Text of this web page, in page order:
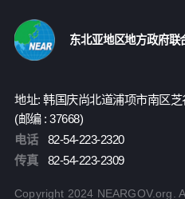
东北亚地区地方政府联
地址: 韩国庆尚北道浦项市南区芝
(邮编 : 37668)
电话
82-54-223-2320
传真
82-54-223-2309
Copyright 2024 NEARGOV.org.